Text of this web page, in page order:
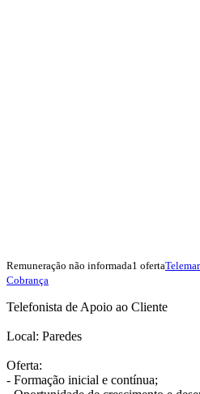
Remuneração não informada1 oferta
Cobrança
Telefonista de Apoio ao Cliente
Local: Paredes
Oferta:
- Formação inicial e contínua;